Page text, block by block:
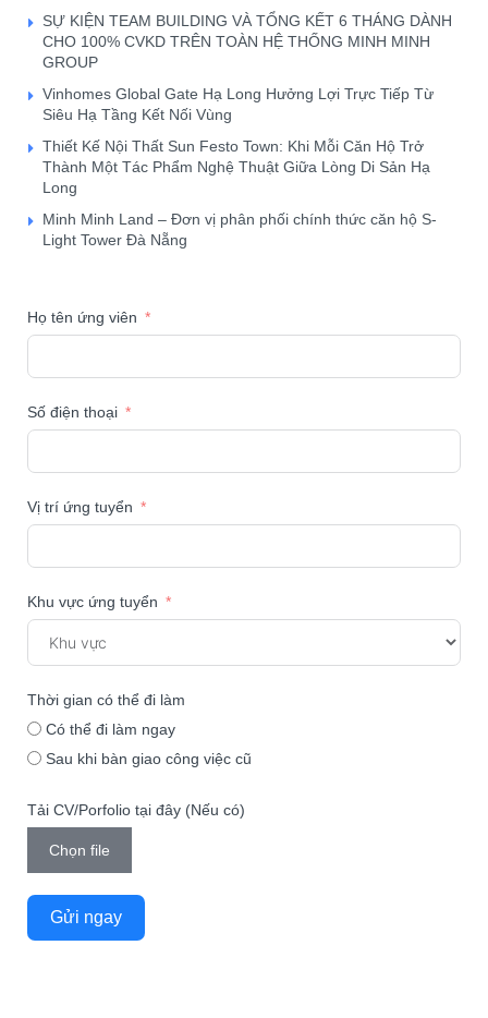
SỰ KIỆN TEAM BUILDING VÀ TỔNG KẾT 6 THÁNG DÀNH
CHO 100% CVKD TRÊN TOÀN HỆ THỐNG MINH MINH
GROUP
Vinhomes Global Gate Hạ Long Hưởng Lợi Trực Tiếp Từ
Siêu Hạ Tầng Kết Nối Vùng
Thiết Kế Nội Thất Sun Festo Town: Khi Mỗi Căn Hộ Trở
Thành Một Tác Phẩm Nghệ Thuật Giữa Lòng Di Sản Hạ
Long
Minh Minh Land – Đơn vị phân phối chính thức căn hộ S-
Light Tower Đà Nẵng
Họ tên ứng viên
Số điện thoại
Vị trí ứng tuyển
Khu vực ứng tuyển
Thời gian có thể đi làm
Có thể đi làm ngay
Sau khi bàn giao công việc cũ
Tải CV/Porfolio tại đây (Nếu có)
Chọn file
Gửi ngay